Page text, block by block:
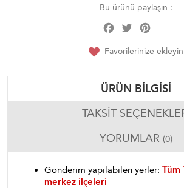
Bu ürünü paylaşın :
Facebook
Twitter
Favorilerinize ekleyin
ÜRÜN BILGISI
TAKSIT
YORUMLAR (0)
Gönderim yapılabilen yerler: Tüm
merkez ilçeleri